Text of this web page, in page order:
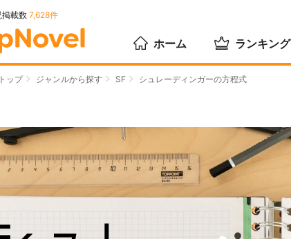
掲載数 7,628件
ホーム ランキング
ップ ジャンルから探す SF シュレーディンガーの方程式